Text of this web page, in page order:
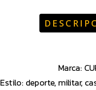
Marca:
Estilo: deporte, militar,